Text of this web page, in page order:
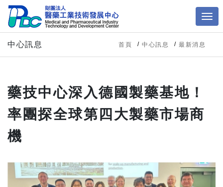
中心訊息 首頁 中心訊息 最新消息
藥技中心深入德國製藥基地！
率團探全球第四大製藥市場商
機